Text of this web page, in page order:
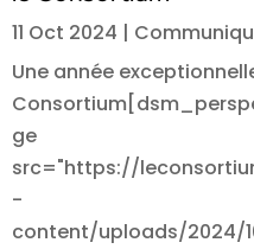
11 Oct 2024 |
Une année
ge
src="https://
-
content/uploads/2024/